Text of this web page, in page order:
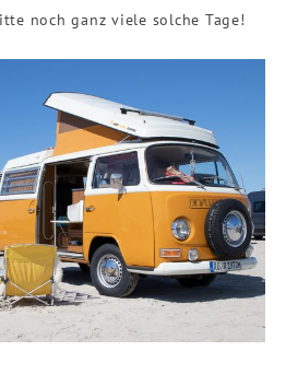
noch ganz viele solche Tage!